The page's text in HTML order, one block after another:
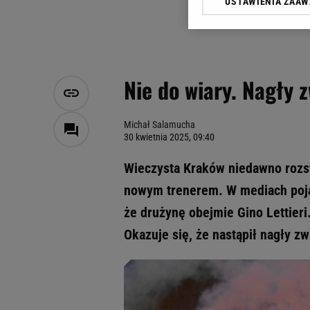
Nie do wiary. Nagły
Michał Salamucha
30 kwietnia 2025, 09:40
Wieczysta Kraków niedawno
nowym trenerem. W mediach
że drużynę obejmie Gino
Okazuje się, że nastąpił nagły
Klikając „Akceptuję”
Zaufanych Partnerów i
My, nasi Zaufani
Użycie dokładnych
badnie odbiorców i